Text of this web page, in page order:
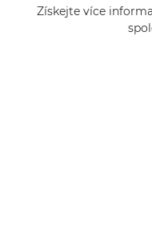
Získejte více